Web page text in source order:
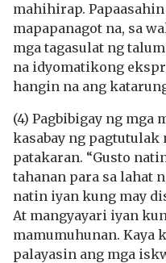
mahihirap.
mapapanagot na, sa
mga tagasulat ng
na idyomatikong
hangin na ang
(4) Pagbibigay ng mga
kasabay ng
patakaran. “Gusto
tahanan para sa lahat
natin iyan kung may
At mangyayari iyan
mamumuhunan. Kaya
palayasin ang mga